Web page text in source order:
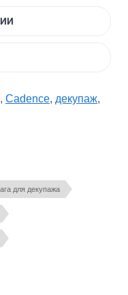
, Cadence, декупаж,
для декупажа